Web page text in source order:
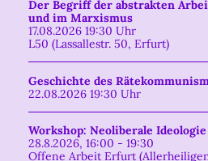
Der Begriff der abstrakten
und im Marxismus
17.08.2026 19:30 Uhr
L50 (Lassallestr. 50, Erfurt)
Geschichte des
22.08.2026 19:30 Uhr
Workshop: Neoliberale
28.8.2026, 16:00 - 19:30
Offene Arbeit Erfurt